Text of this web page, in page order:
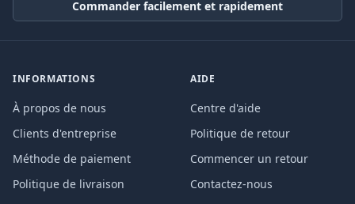
Commander facilement et rapidement
INFORMATIONS
À propos de nous
Clients d'entreprise
Méthode de paiement
Politique de livraison
AIDE
Centre d'aide
Politique de retour
Commencer un retour
Contactez-nous